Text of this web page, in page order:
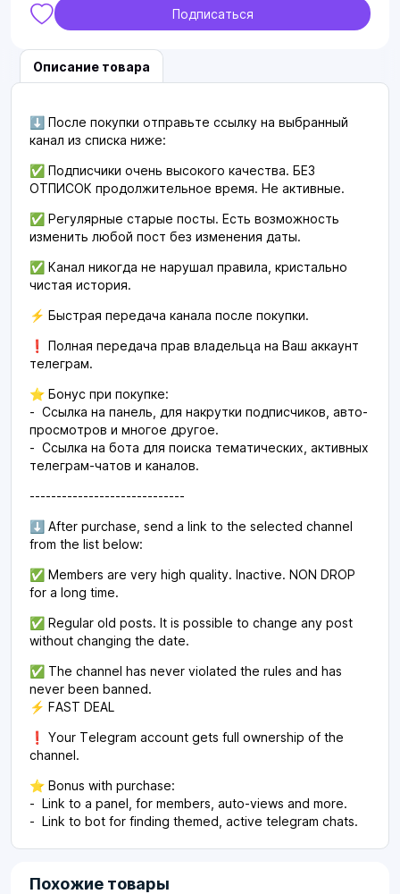
Подписаться
Описание товара
⬇️ После покупки отправьте ссылку на выбранный
канал из списка ниже:
✅ Подписчики очень высокого качества. БЕЗ
ОТПИСОК продолжительное время. Не активные.
✅ Регулярные старые посты. Есть возможность
изменить любой пост без изменения даты.
✅ Канал никогда не нарушал правила, кристально
чистая история.
⚡️ Быстрая передача канала после покупки.
❗️ Полная передача прав владельца на Ваш аккаунт
телеграм.
⭐️ Бонус при покупке:
- Ссылка на панель, для накрутки подписчиков, авто-
просмотров и многое другое.
- Ссылка на бота для поиска тематических, активных
телеграм-чатов и каналов.
-----------------------------
⬇️ After purchase, send a link to the selected channel
from the list below:
✅ Members are very high quality. Inactive. NON DROP
for a long time.
✅ Regular old posts. It is possible to change any post
without changing the date.
✅ The channel has never violated the rules and has
never been banned.
⚡️ FAST DEAL
❗️ Your Telegram account gets full ownership of the
channel.
⭐️ Bonus with purchase:
- Link to a panel, for members, auto-views and more.
- Link to bot for finding themed, active telegram chats.
Похожие товары